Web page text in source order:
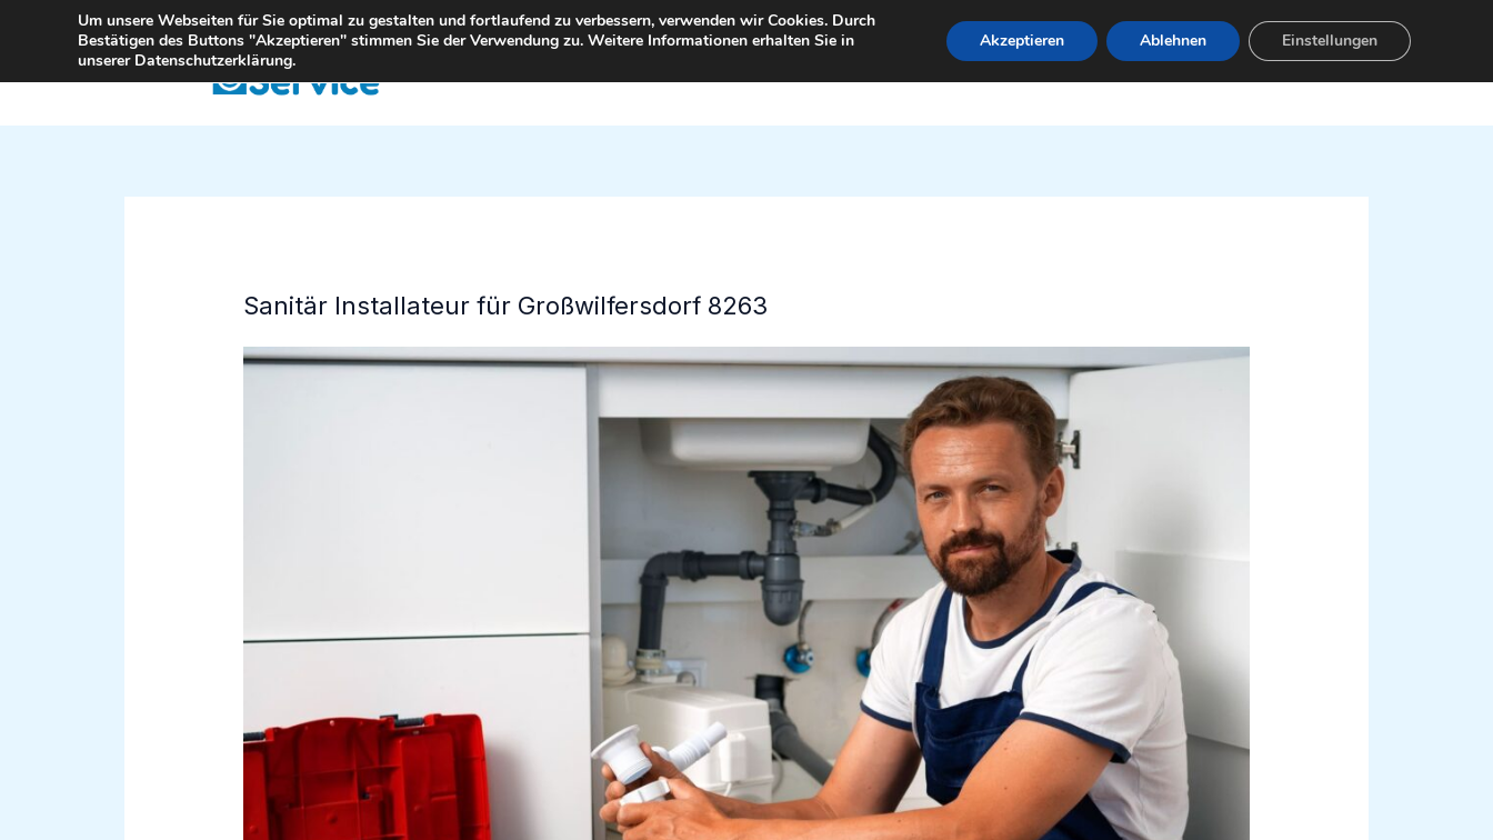
springen
StartSeite Leistungen Servicebereiche
Sanitär Installateur für Großwilfersdorf 8263
Um unsere Webseiten für Sie optimal zu gestalten und fortlaufend zu verbessern, verwenden wir Cookies. Durch
Bestätigen des Buttons "Akzeptieren" stimmen Sie der Verwendung zu. Weitere Informationen erhalten Sie in
unserer Datenschutzerklärung.
Akzeptieren Ablehnen Einstellungen